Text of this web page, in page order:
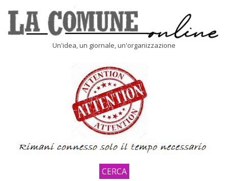
content
Un'idea, un giornale, un'organizzazione
CERCA